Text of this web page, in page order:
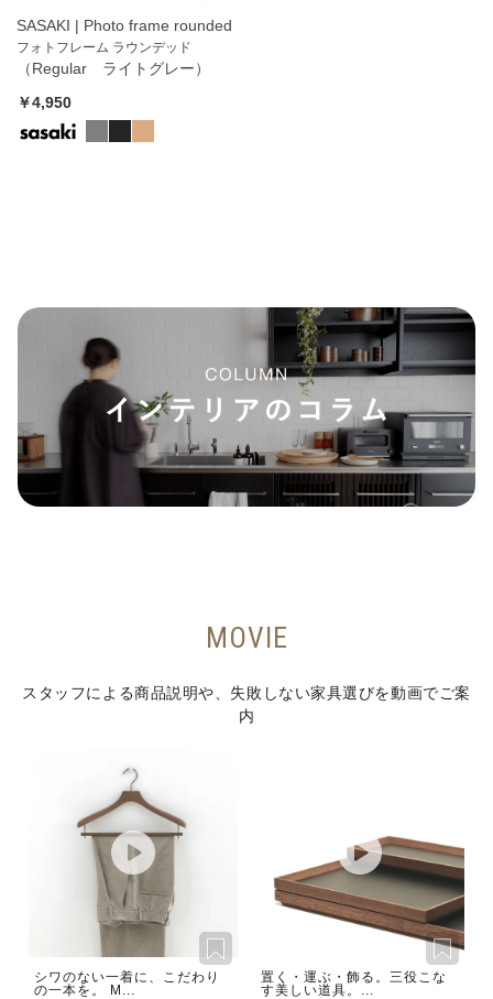
SASAKI | Photo frame rounded
フォトフレーム ラウンデッド
（Regular ライトグレー）
￥4,950
MOVIE
スタッフによる商品説明や、失敗しない家具選びを動画でご案
内
シワのない一着に、こだわり
の一本を。 M...
置く・運ぶ・飾る。三役こな
す美しい道具。...